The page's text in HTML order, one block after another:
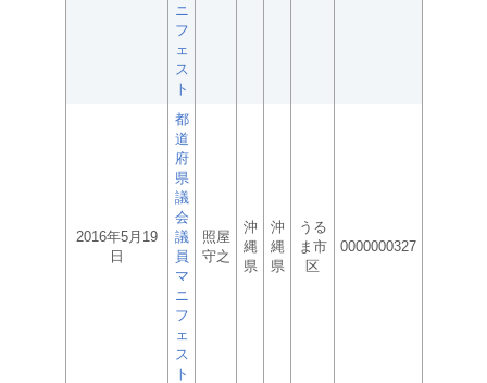
ニ
フ
ェ
ス
ト
2016年5月19
日
都
道
府
県
議
会
議
員
マ
ニ
フ
ェ
ス
ト
照屋
守之
沖
縄
県
沖
縄
県
うる
ま市
区
0000000327